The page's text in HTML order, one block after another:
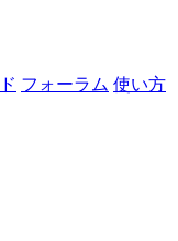
フォーラム 使い方